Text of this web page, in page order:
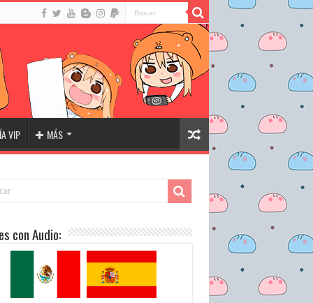
VIP MÁS
con Audio: